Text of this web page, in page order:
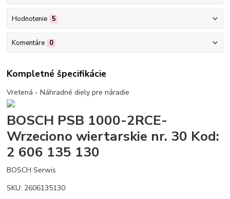
Hodnotenie 5
Komentáre 0
Kompletné špecifikácie
Vretená - Náhradné diely pre náradie
BOSCH PSB 1000-2RCE-
Wrzeciono wiertarskie nr. 30 Kod:
2 606 135 130
BOSCH Serwis
SKU: 2606135130